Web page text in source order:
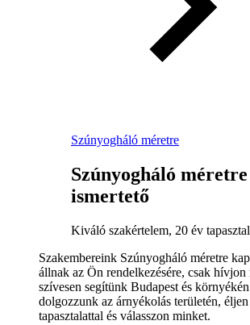
Szúnyogháló méretre
Szúnyogháló méretre
ismertető
Kiváló szakértelem, 20 év
Szakembereink Szúnyogháló méretre
állnak az Ön rendelkezésére, csak hívjon
szívesen segítünk Budapest és
dolgozzunk az árnyékolás területén,
tapasztalattal és válasszon minket.